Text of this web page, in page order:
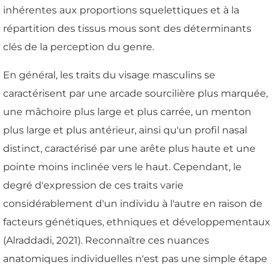
inhérentes aux proportions squelettiques et à la
répartition des tissus mous sont des déterminants
clés de la perception du genre.
En général, les traits du visage masculins se
caractérisent par une arcade sourcilière plus marquée,
une mâchoire plus large et plus carrée, un menton
plus large et plus antérieur, ainsi qu'un profil nasal
distinct, caractérisé par une arête plus haute et une
pointe moins inclinée vers le haut. Cependant, le
degré d'expression de ces traits varie
considérablement d'un individu à l'autre en raison de
facteurs génétiques, ethniques et développementaux
(Alraddadi, 2021). Reconnaître ces nuances
anatomiques individuelles n'est pas une simple étape